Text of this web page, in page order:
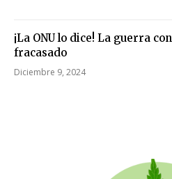
¡La ONU lo dice! La guerra
fracasado
Diciembre 9, 2024